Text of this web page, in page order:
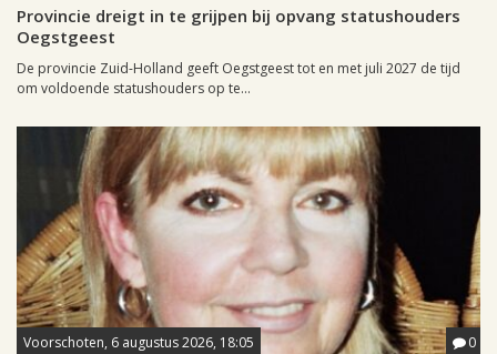
Provincie dreigt in te grijpen bij opvang statushouders
Oegstgeest
De provincie Zuid-Holland geeft Oegstgeest tot en met juli 2027 de tijd
om voldoende statushouders op te...
Voorschoten, 6 augustus 2026, 18:05 0